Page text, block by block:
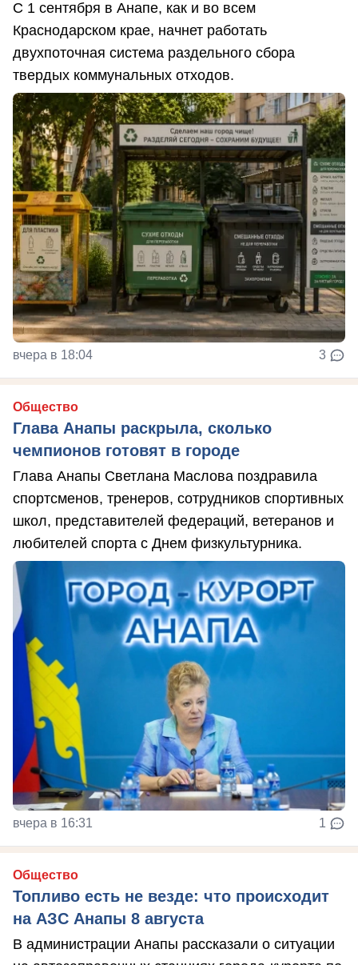
С 1 сентября в Анапе, как и во всем
Краснодарском крае, начнет работать
двухпоточная система раздельного сбора
твердых коммунальных отходов.
вчера в 18:04 3
Общество
Глава Анапы раскрыла, сколько
чемпионов готовят в городе
Глава Анапы Светлана Маслова поздравила
спортсменов, тренеров, сотрудников спортивных
школ, представителей федераций, ветеранов и
любителей спорта с Днем физкультурника.
вчера в 16:31 1
Общество
Топливо есть не везде: что происходит
на АЗС Анапы 8 августа
В администрации Анапы рассказали о ситуации